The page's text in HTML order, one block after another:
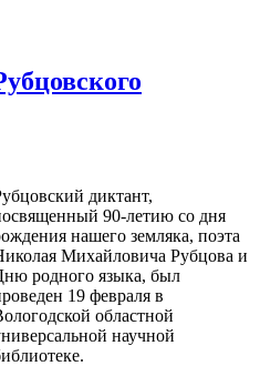
диктант,
90-летию со дня
нашего земляка, поэта
Михайловича Рубцова и
родного языка, был
19 февраля в
областной
научной